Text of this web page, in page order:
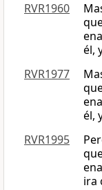
RVR1960
él,
RVR1977
él,
RVR1995
ira